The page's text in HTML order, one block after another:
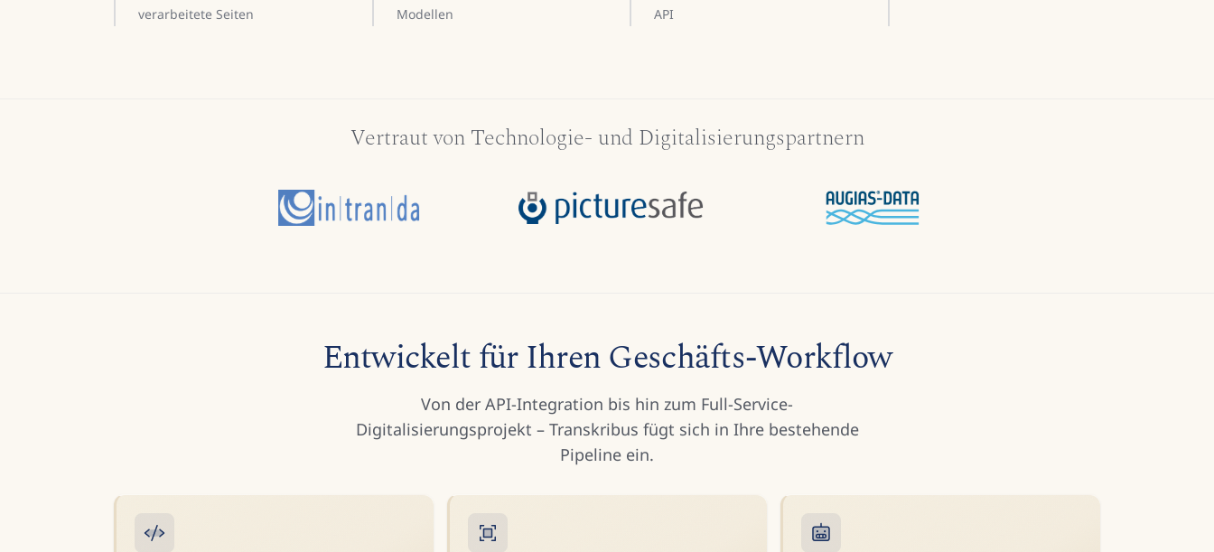
verarbeitete Seiten
Modellen
API
Vertraut von Technologie- und Digitalisierungspartnern
Entwickelt für Ihren Geschäfts-Workflow
Von der API-Integration bis hin zum Full-Service-
Digitalisierungsprojekt – Transkribus fügt sich in Ihre bestehende
Pipeline ein.